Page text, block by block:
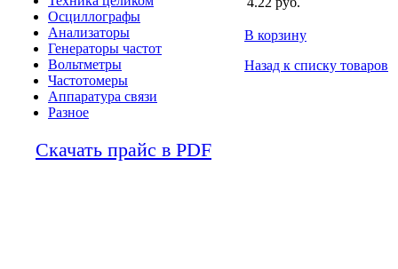
Осциллографы
Анализаторы
Генераторы частот
Вольтметры
Частотомеры
Аппаратура связи
Разное
Скачать прайс в PDF
В корзину
Назад к списку товаров